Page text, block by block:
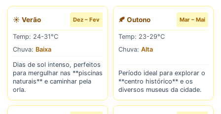
☀️ Verão Dez – Fev
Temp: 24-31°C
Chuva: Baixa
Dias de sol intenso, perfeitos
para mergulhar nas **piscinas
naturais** e caminhar pela
orla.
🍂 Outono Mar – Mai
Temp: 23-29°C
Chuva: Alta
Período ideal para explorar o
**centro histórico** e os
diversos museus da cidade.